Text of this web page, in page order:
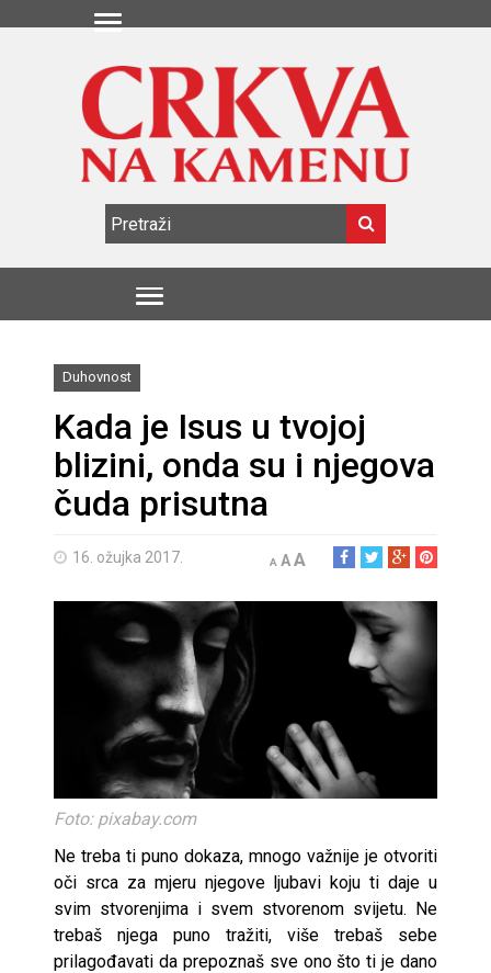
Duhovnost
Kada je Isus u tvojoj
blizini, onda su i njegova
čuda prisutna
16. ožujka 2017. A AA
Foto: pixabay.com
Ne treba ti puno dokaza, mnogo važnije je otvoriti
oči srca za mjeru njegove ljubavi koju ti daje u
svim stvorenjima i svem stvorenom svijetu. Ne
trebaš njega puno tražiti, više trebaš sebe
prilagođavati da prepoznaš sve ono što ti je dano